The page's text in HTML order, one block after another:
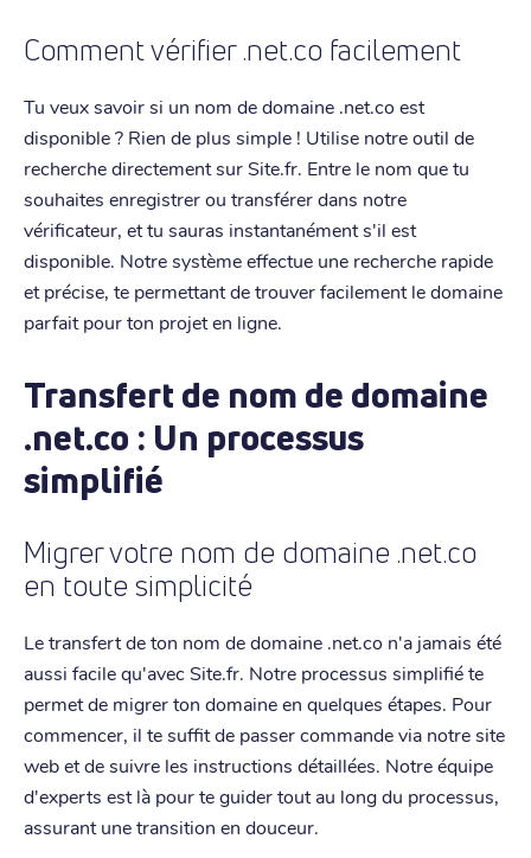
Comment vérifier .net.co facilement
Tu veux savoir si un nom de domaine .net.co est
disponible ? Rien de plus simple ! Utilise notre outil de
recherche directement sur Site.fr. Entre le nom que tu
souhaites enregistrer ou transférer dans notre
vérificateur, et tu sauras instantanément s'il est
disponible. Notre système effectue une recherche rapide
et précise, te permettant de trouver facilement le domaine
parfait pour ton projet en ligne.
Transfert de nom de domaine
.net.co : Un processus
simplifié
Migrer votre nom de domaine .net.co
en toute simplicité
Le transfert de ton nom de domaine .net.co n'a jamais été
aussi facile qu'avec Site.fr. Notre processus simplifié te
permet de migrer ton domaine en quelques étapes. Pour
commencer, il te suffit de passer commande via notre site
web et de suivre les instructions détaillées. Notre équipe
d'experts est là pour te guider tout au long du processus,
assurant une transition en douceur.